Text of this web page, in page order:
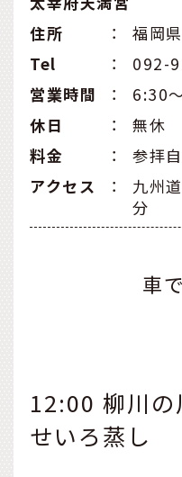
住所
：
福岡
Tel
：
092-
営業時間
：
6:30
休日
：
無休
料金
：
参拝
アクセス
：
九州
分
車
12:00 柳川の
せいろ蒸し